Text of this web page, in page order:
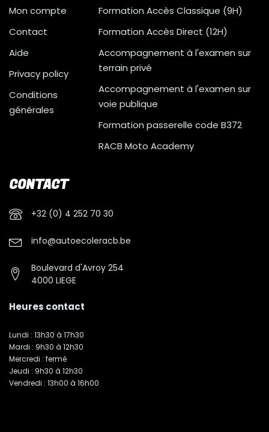
Mon compte
Contact
Aide
Privacy policy
Conditions
générales
Formation Accès Classique (9H)
Formation Accès Direct (12H)
Accompagnement à l'examen sur
terrain privé
Accompagnement à l'examen sur
voie publique
Formation passerelle code B372
RACB Moto Academy
CONTACT
+32 (0) 4 252 70 30
info@autoecoleracb.be
Boulevard d'Avroy 254
4000 LIEGE
Heures contact
Lundi : 13h30 à 17h30
Mardi : 9h30 à 12h30
Mercredi : fermé
Jeudi : 9h30 à 12h30
Vendredi : 13h00 à 16h00